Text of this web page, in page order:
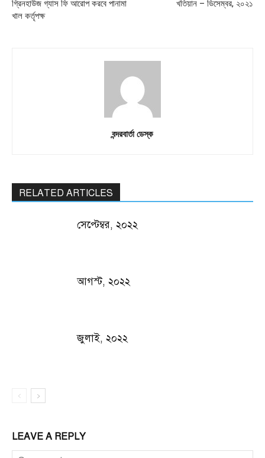
গ্রিনহাউজ গ্যাস ফি আরোপ করবে পানামা
খাল কর্তৃপক্ষ
খতিয়ান – ডিসেম্বর, ২০২১
বন্দরবার্তা ডেস্ক
RELATED ARTICLES
সেপ্টেম্বর, ২০২২
আগস্ট, ২০২২
জুলাই, ২০২২
LEAVE A REPLY